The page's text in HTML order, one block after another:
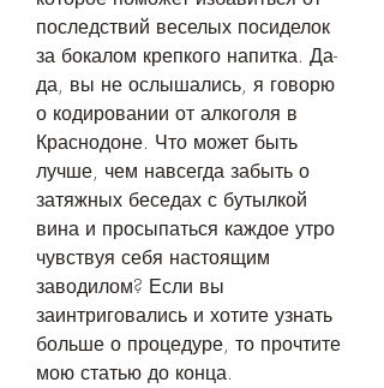
последствий веселых посиделок
за бокалом крепкого напитка. Да-
да, вы не ослышались, я говорю
о кодировании от алкоголя в
Краснодоне. Что может быть
лучше, чем навсегда забыть о
затяжных беседах с бутылкой
вина и просыпаться каждое утро
чувствуя себя настоящим
заводилом? Если вы
заинтриговались и хотите узнать
больше о процедуре, то прочтите
мою статью до конца.